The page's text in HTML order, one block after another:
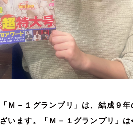
Ｍ－１グランプリ」は、結成９
います。「Ｍ－１グランプリ」